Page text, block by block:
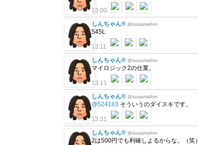
13:00
しんちゃん® @susamishin
545L
13:11
しんちゃん® @susamishin
マイロジック2の仕業。
13:11
しんちゃん® @susamishin
@524183 そういうのダイスキです。
13:31
しんちゃん® @susamishin
2は500円でも利確しよるからな。（笑）